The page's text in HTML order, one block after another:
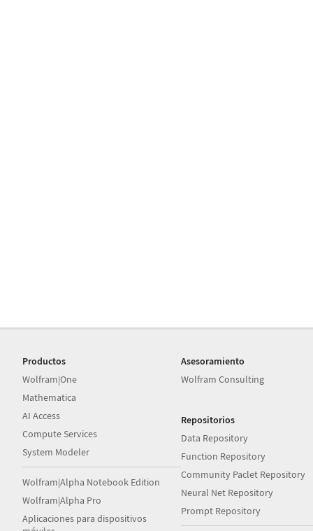
Productos
Wolfram|One
Mathematica
AI Access
Compute Services
System Modeler
Wolfram|Alpha Notebook Edition
Wolfram|Alpha Pro
Aplicaciones para dispositivos
Asesoramiento
Wolfram Consulting
Repositorios
Data Repository
Function Repository
Community Paclet Repository
Neural Net Repository
Prompt Repository